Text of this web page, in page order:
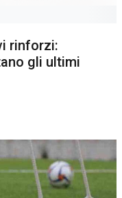
rinforzi:
gli ultimi